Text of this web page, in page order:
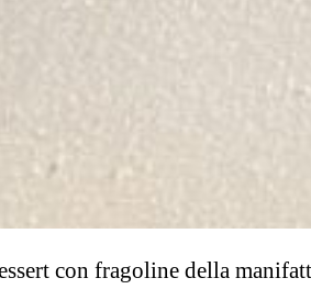
con fragoline della